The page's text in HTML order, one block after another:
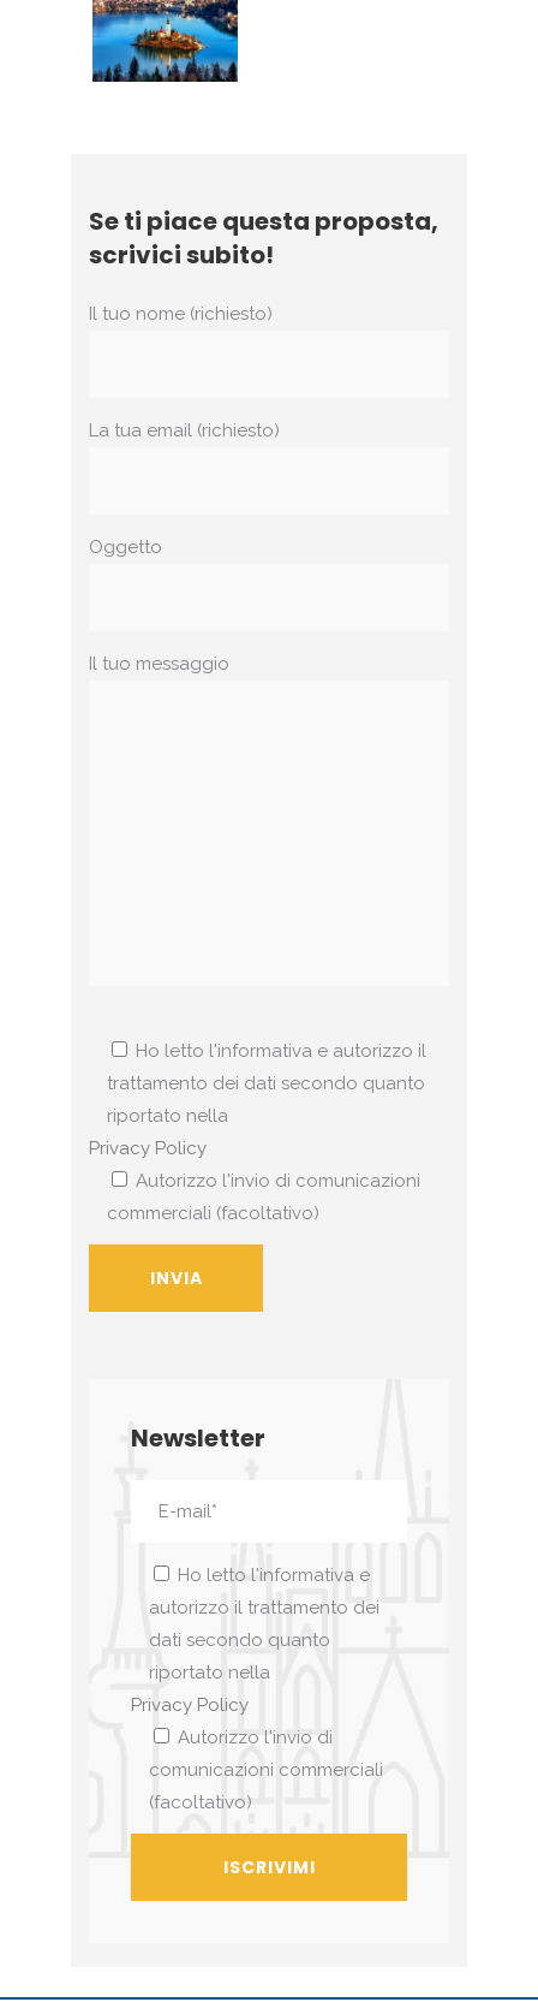
Se ti piace questa proposta,
scrivici subito!
Il tuo nome (richiesto)
La tua email (richiesto)
Oggetto
Il tuo messaggio
Ho letto l'informativa e autorizzo il
trattamento dei dati secondo quanto
riportato nella
Privacy Policy
Autorizzo l'invio di comunicazioni
commerciali (facoltativo)
Newsletter
Ho letto l'informativa e
autorizzo il trattamento dei
dati secondo quanto
riportato nella
Privacy Policy
Autorizzo l'invio di
comunicazioni commerciali
(facoltativo)